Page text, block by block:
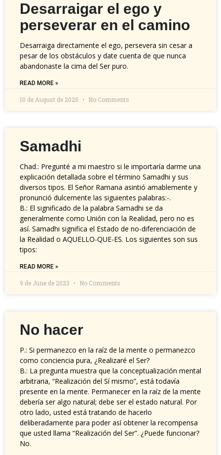
Desarraigar el ego y
perseverar en el camino
Desarraiga directamente el ego, persevera sin cesar a
pesar de los obstáculos y date cuenta de que nunca
abandonaste la cima del Ser puro.
READ MORE »
10 de August de 2025 No Comments
Samadhi
Chad.: Pregunté a mi maestro si le importaría darme una
explicación detallada sobre el término Samadhi y sus
diversos tipos. El Señor Ramana asintió amablemente y
pronunció dulcemente las siguientes palabras:-.
B.: El significado de la palabra Samadhi se da
generalmente como Unión con la Realidad, pero no es
así. Samadhi significa el Estado de no-diferenciación de
la Realidad o AQUELLO-QUE-ES. Los siguientes son sus
tipos:
READ MORE »
9 de June de 2023 No Comments
No hacer
P.: Si permanezco en la raíz de la mente o permanezco
como conciencia pura, ¿Realizaré el Ser?
B.: La pregunta muestra que la conceptualización mental
arbitraria, “Realización del Sí mismo”, está todavía
presente en la mente. Permanecer en la raíz de la mente
debería ser algo natural; debe ser el estado natural. Por
otro lado, usted está tratando de hacerlo
deliberadamente para poder así obtener la recompensa
que usted llama “Realización del Ser”. ¿Puede funcionar?
No.